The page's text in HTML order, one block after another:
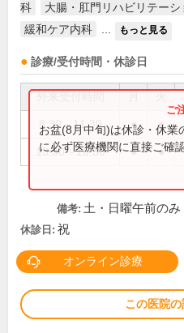
科
大腸・肛門リハビリテーシ
緩和ケア内科
もっと見る
診療/受付時間・休診日
8:30～11:30 ● ●
13:30～16:30 ● ●
お盆(8月中旬)は休診・休業
に必ず医療機関に直接ご確
備考: 土・日曜午前のみ
休診日: 祝
オンライン診療
この医院